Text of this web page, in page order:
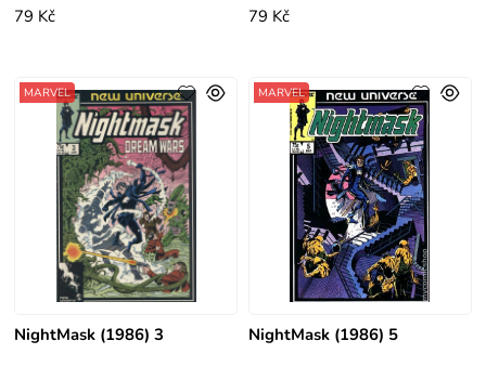
79 Kč
79 Kč
NightMask (1986) 3
MARVEL
NightMask (1986) 5
MARVEL